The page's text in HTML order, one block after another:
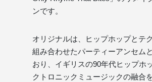
ンです。
オリジナルは、ヒップホップとテ
組み合わせたパーティーアンセム
おり、イギリスの90年代ヒップホ
クトロニックミュージックの融合